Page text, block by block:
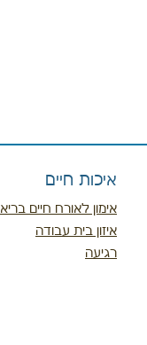
איכות חיים
אימון לאורח חיים בריא
איזון בית עבודה
רגיעה